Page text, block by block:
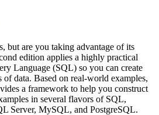
but are you taking advantage of its
edition applies a highly practical
Language (SQL) so you can create
of data. Based on real-world examples,
a framework to help you construct
in several flavors of SQL,
Server, MySQL, and PostgreSQL.